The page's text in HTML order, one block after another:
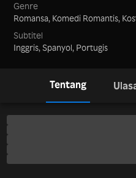
Genre
Romansa, Komedi Romantis,
Subtitel
Inggris, Spanyol, Portugis
Tentang